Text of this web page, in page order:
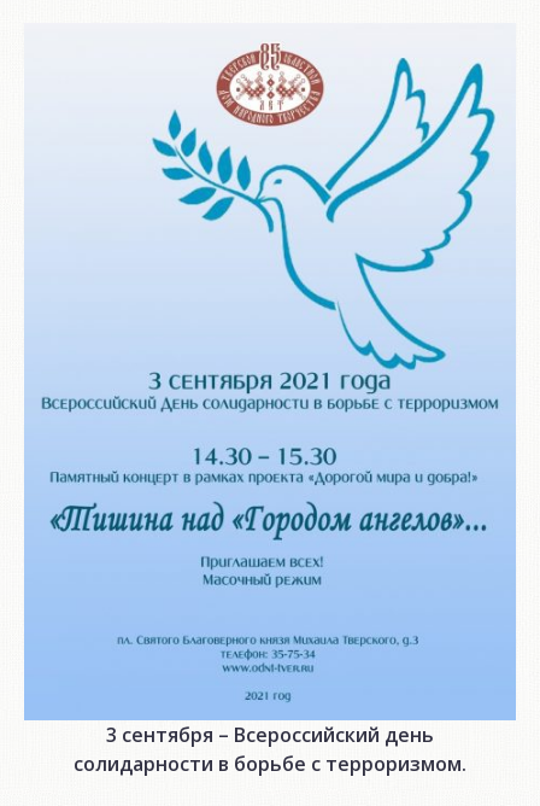
3 сентября – Всероссийский день
солидарности в борьбе с терроризмом.